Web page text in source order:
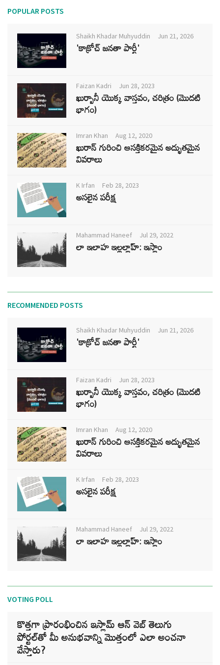
POPULAR POSTS
Shaikh Khadar Muhyuddin Jun 21, 2026
'కాక్రోచ్ జనతా పార్టీ'
Faizan Kadri Jun 28, 2023
ఖుర్బానీ యొక్క వాస్తవం, చరిత్రం (మొదటి
భాగం)
Imran Khan Aug 12, 2020
ఖురాన్ గురించి ఆసక్తికరమైన అద్భుతమైన
వివరాలు
K Irfan Feb 28, 2023
అసలైన పరీక్ష
Mahammad Haneef Jul 29, 2022
లా ఇలాహ ఇల్లల్లాహ్: ఇస్లాం
RECOMMENDED POSTS
Shaikh Khadar Muhyuddin Jun 21, 2026
'కాక్రోచ్ జనతా పార్టీ'
Faizan Kadri Jun 28, 2023
ఖుర్బానీ యొక్క వాస్తవం, చరిత్రం (మొదటి
భాగం)
Imran Khan Aug 12, 2020
ఖురాన్ గురించి ఆసక్తికరమైన అద్భుతమైన
వివరాలు
K Irfan Feb 28, 2023
అసలైన పరీక్ష
Mahammad Haneef Jul 29, 2022
లా ఇలాహ ఇల్లల్లాహ్: ఇస్లాం
VOTING POLL
కొత్తగా ప్రారంభించిన ఇస్లామ్ ఆన్ వెబ్ తెలుగు
పోర్టల్‌తో మీ అనుభవాన్ని మొత్తంలో ఎలా అంచనా
వేస్తారు?